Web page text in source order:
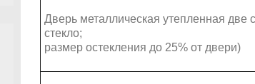
Дверь металлическая утепленная две
стекло;
размер остекления до 25% от двери)